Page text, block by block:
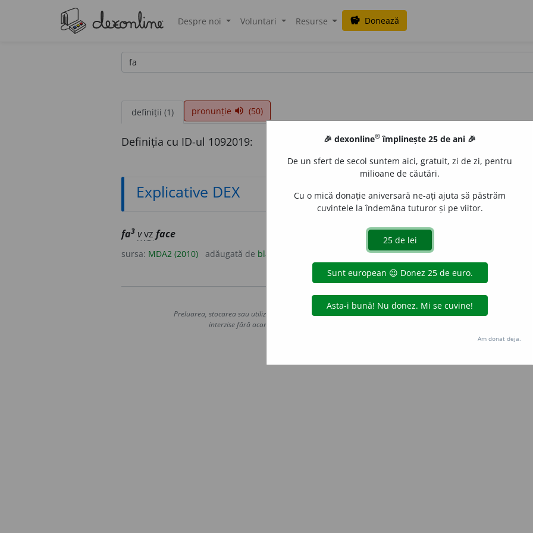
Despre noi Voluntari Resurse savings Donează
definiții (1) pronunție volume_up (50)
Definiția cu ID-ul 1092019:
Explicative DEX
fa3 vvz face
sursa: MDA2 (2010) adăugată de blaurb.
Copyright © 2004-2026 dexonline (https://dexonline.ro)
Preluarea, stocarea sau utilizarea datelor de pe acest site, inclusiv prin orice metode de extragere automată
interzise fără acordul nostru prealabil scris, cu excepția seturilor de date oferite oficial spre utilizare
Hosterion
🎉 dexonline® împlinește 25 de ani 🎉
De un sfert de secol suntem aici, gratuit, zi de zi, pentru
milioane de căutări.
Cu o mică donație aniversară ne-ați ajuta să păstrăm
cuvintele la îndemâna tuturor și pe viitor.
Am donat deja.